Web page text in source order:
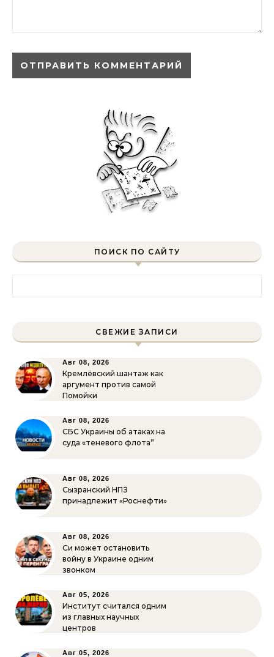
ПОИСК ПО САЙТУ
СВЕЖИЕ ЗАПИСИ
Авг 08, 2026
Кремлёвский шантаж как
аргумент против самой
Помойки
Авг 08, 2026
СБС Украины об атаках на
суда «теневого флота”
Авг 08, 2026
Сызранский НПЗ
принадлежит «Роснефти»
Авг 08, 2026
Си может остановить
войну в Украине одним
звонком
Авг 05, 2026
Институт считался одним
из главных научных
центров
Авг 05, 2026